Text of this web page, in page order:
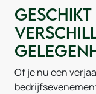
Of je nu een